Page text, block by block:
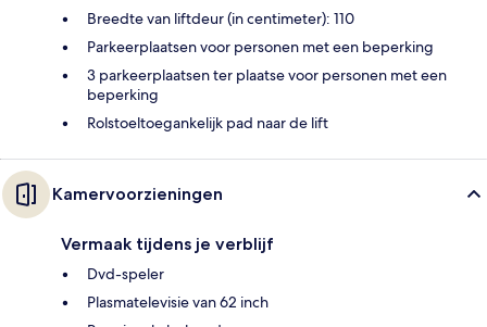
Breedte van liftdeur (in centimeter): 110
Parkeerplaatsen voor personen met een beperking
3 parkeerplaatsen ter plaatse voor personen met een
beperking
Rolstoeltoegankelijk pad naar de lift
Kamervoorzieningen
Vermaak tijdens je verblijf
Dvd-speler
Plasmatelevisie van 62 inch